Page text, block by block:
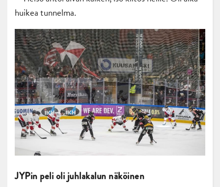
huikea tunnelma.
JYPin peli oli juhlakalun näköinen